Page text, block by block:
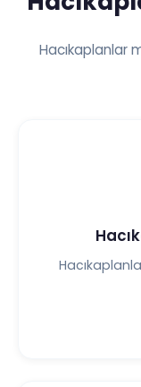
Hacıkaplanlar